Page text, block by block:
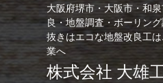
大阪府堺市・大阪市・和
良・地盤調査・ボーリン
抜きはエコな地盤改良工
業へ
株式会社 大雄